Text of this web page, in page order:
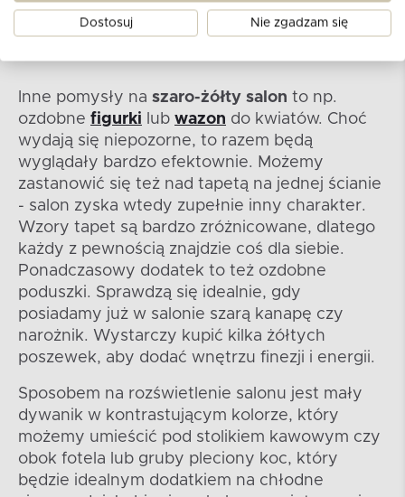
PLN
Inne pomysły na szaro-żółty salon to np.
ozdobne figurki lub wazon do kwiatów. Choć
wydają się niepozorne, to razem będą
wyglądały bardzo efektownie. Możemy
zastanowić się też nad tapetą na jednej ścianie
- salon zyska wtedy zupełnie inny charakter.
Wzory tapet są bardzo zróżnicowane, dlatego
każdy z pewnością znajdzie coś dla siebie.
Ponadczasowy dodatek to też ozdobne
poduszki. Sprawdzą się idealnie, gdy
posiadamy już w salonie szarą kanapę czy
narożnik. Wystarczy kupić kilka żółtych
poszewek, aby dodać wnętrzu finezji i energii.
Sposobem na rozświetlenie salonu jest mały
dywanik w kontrastującym kolorze, który
możemy umieścić pod stolikiem kawowym czy
obok fotela lub gruby pleciony koc, który
będzie idealnym dodatkiem na chłodne
Dostosuj Nie zgadzam się